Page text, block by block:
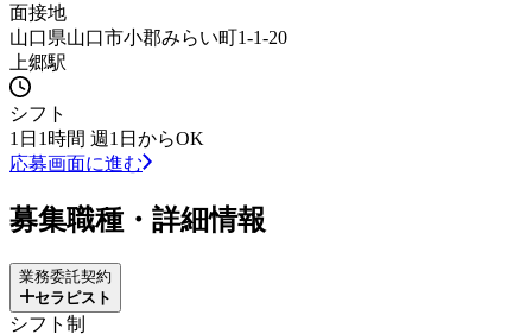
面接地
山口県山口市小郡みらい町1-1-20
上郷駅
シフト
1日1時間 週1日からOK
応募画面に進む
募集職種・詳細情報
業務委託契約
セラピスト
シフト制